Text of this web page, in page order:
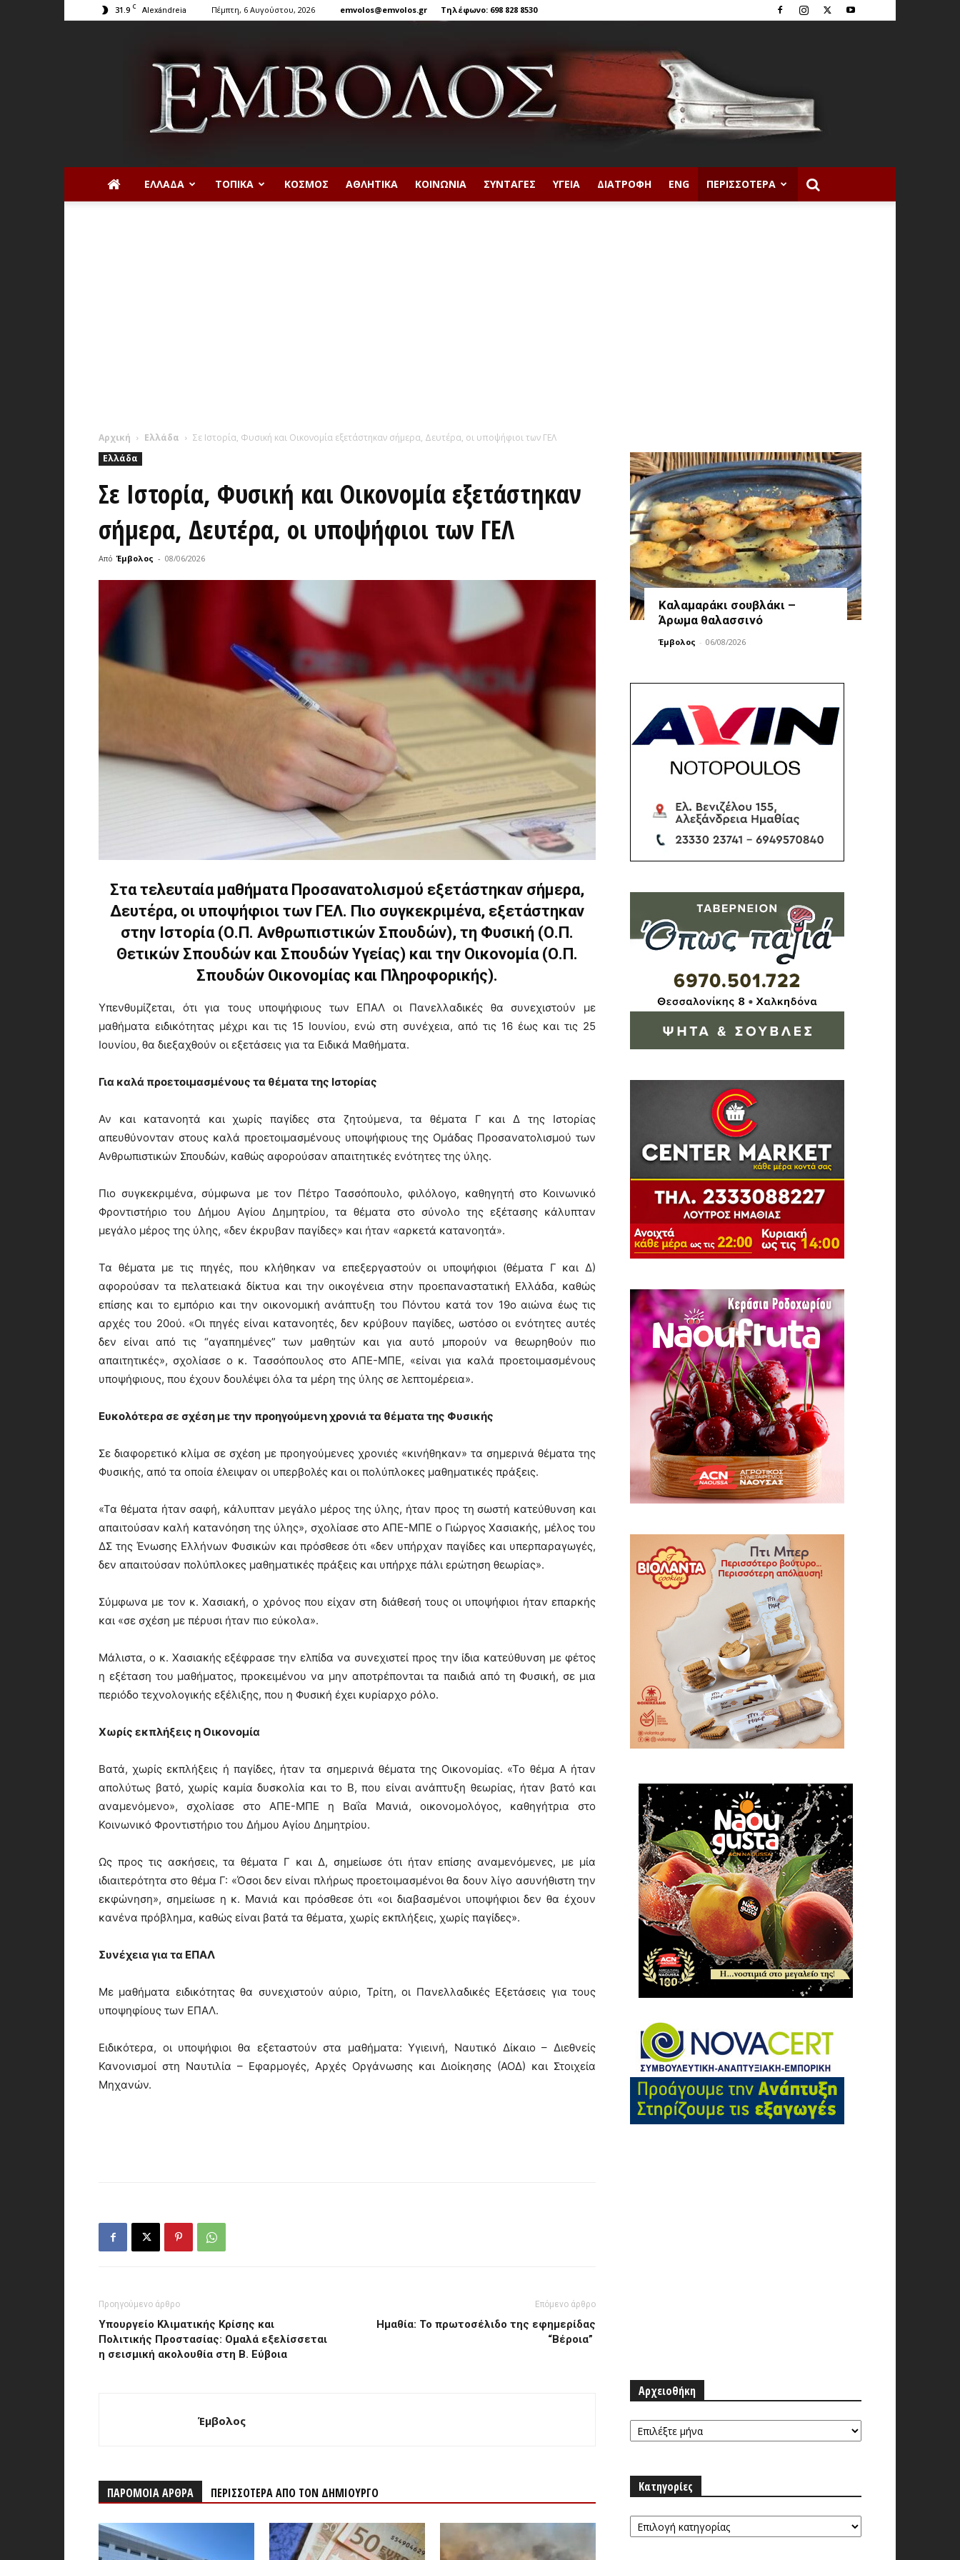
31.9 C Alexándreia Πέμπτη, 6 Αυγούστου, 2026 emvolos@emvolos.gr Τηλέφωνο: 698 828 8530
ΕΛΛΆΔΑ ΤΟΠΙΚΆ ΚΌΣΜΟΣ ΑΘΛΗΤΙΚΆ ΚΟΙΝΩΝΊΑ ΣΥΝΤΑΓΈΣ ΥΓΕΊΑ ΔΙΑΤΡΟΦΉ ENG ΠΕΡΙΣΣΌΤΕΡΑ
Αρχική Ελλάδα
Σε Ιστορία, Φυσική και Οικονομία εξετάστηκαν σήμερα, Δευτέρα, οι υποψήφιοι των ΓΕΛ
Ελλάδα
Σε Ιστορία, Φυσική και Οικονομία εξετάστηκαν
σήμερα, Δευτέρα, οι υποψήφιοι των ΓΕΛ
Από Έμβολος - 08/06/2026
Στα τελευταία μαθήματα Προσανατολισμού εξετάστηκαν σήμερα,
Δευτέρα, οι υποψήφιοι των ΓΕΛ. Πιο συγκεκριμένα, εξετάστηκαν
στην Ιστορία (Ο.Π. Ανθρωπιστικών Σπουδών), τη Φυσική (Ο.Π.
Θετικών Σπουδών και Σπουδών Υγείας) και την Οικονομία (Ο.Π.
Σπουδών Οικονομίας και Πληροφορικής).
Υπενθυμίζεται, ότι για τους υποψήφιους των ΕΠΑΛ οι Πανελλαδικές θα συνεχιστούν με
μαθήματα ειδικότητας μέχρι και τις 15 Ιουνίου, ενώ στη συνέχεια, από τις 16 έως και τις 25
Ιουνίου, θα διεξαχθούν οι εξετάσεις για τα Ειδικά Μαθήματα.
Για καλά προετοιμασμένους τα θέματα της Ιστορίας
Αν και κατανοητά και χωρίς παγίδες στα ζητούμενα, τα θέματα Γ και Δ της Ιστορίας
απευθύνονταν στους καλά προετοιμασμένους υποψήφιους της Ομάδας Προσανατολισμού των
Ανθρωπιστικών Σπουδών, καθώς αφορούσαν απαιτητικές ενότητες της ύλης.
Πιο συγκεκριμένα, σύμφωνα με τον Πέτρο Τασσόπουλο, φιλόλογο, καθηγητή στο Κοινωνικό
Φροντιστήριο του Δήμου Αγίου Δημητρίου, τα θέματα στο σύνολο της εξέτασης κάλυπταν
μεγάλο μέρος της ύλης, «δεν έκρυβαν παγίδες» και ήταν «αρκετά κατανοητά».
Τα θέματα με τις πηγές, που κλήθηκαν να επεξεργαστούν οι υποψήφιοι (θέματα Γ και Δ)
αφορούσαν τα πελατειακά δίκτυα και την οικογένεια στην προεπαναστατική Ελλάδα, καθώς
επίσης και το εμπόριο και την οικονομική ανάπτυξη του Πόντου κατά τον 19ο αιώνα έως τις
αρχές του 20ού. «Οι πηγές είναι κατανοητές, δεν κρύβουν παγίδες, ωστόσο οι ενότητες αυτές
δεν είναι από τις “αγαπημένες” των μαθητών και για αυτό μπορούν να θεωρηθούν πιο
απαιτητικές», σχολίασε ο κ. Τασσόπουλος στο ΑΠΕ-ΜΠΕ, «είναι για καλά προετοιμασμένους
υποψήφιους, που έχουν δουλέψει όλα τα μέρη της ύλης σε λεπτομέρεια».
Ευκολότερα σε σχέση με την προηγούμενη χρονιά τα θέματα της Φυσικής
Σε διαφορετικό κλίμα σε σχέση με προηγούμενες χρονιές «κινήθηκαν» τα σημερινά θέματα της
Φυσικής, από τα οποία έλειψαν οι υπερβολές και οι πολύπλοκες μαθηματικές πράξεις.
«Τα θέματα ήταν σαφή, κάλυπταν μεγάλο μέρος της ύλης, ήταν προς τη σωστή κατεύθυνση και
απαιτούσαν καλή κατανόηση της ύλης», σχολίασε στο ΑΠΕ-ΜΠΕ ο Γιώργος Χασιακής, μέλος του
ΔΣ της Ένωσης Ελλήνων Φυσικών και πρόσθεσε ότι «δεν υπήρχαν παγίδες και υπερπαραγωγές,
δεν απαιτούσαν πολύπλοκες μαθηματικές πράξεις και υπήρχε πάλι ερώτηση θεωρίας».
Σύμφωνα με τον κ. Χασιακή, ο χρόνος που είχαν στη διάθεσή τους οι υποψήφιοι ήταν επαρκής
και «σε σχέση με πέρυσι ήταν πιο εύκολα».
Μάλιστα, ο κ. Χασιακής εξέφρασε την ελπίδα να συνεχιστεί προς την ίδια κατεύθυνση με φέτος
η εξέταση του μαθήματος, προκειμένου να μην αποτρέπονται τα παιδιά από τη Φυσική, σε μια
περιόδο τεχνολογικής εξέλιξης, που η Φυσική έχει κυρίαρχο ρόλο.
Χωρίς εκπλήξεις η Οικονομία
Βατά, χωρίς εκπλήξεις ή παγίδες, ήταν τα σημερινά θέματα της Οικονομίας. «Το θέμα Α ήταν
απολύτως βατό, χωρίς καμία δυσκολία και το Β, που είναι ανάπτυξη θεωρίας, ήταν βατό και
αναμενόμενο», σχολίασε στο ΑΠΕ-ΜΠΕ η Βαΐα Μανιά, οικονομολόγος, καθηγήτρια στο
Κοινωνικό Φροντιστήριο του Δήμου Αγίου Δημητρίου.
Ως προς τις ασκήσεις, τα θέματα Γ και Δ, σημείωσε ότι ήταν επίσης αναμενόμενες, με μία
ιδιαιτερότητα στο θέμα Γ: «Όσοι δεν είναι πλήρως προετοιμασμένοι θα δουν λίγο ασυνήθιστη την
εκφώνηση», σημείωσε η κ. Μανιά και πρόσθεσε ότι «οι διαβασμένοι υποψήφιοι δεν θα έχουν
κανένα πρόβλημα, καθώς είναι βατά τα θέματα, χωρίς εκπλήξεις, χωρίς παγίδες».
Συνέχεια για τα ΕΠΑΛ
Με μαθήματα ειδικότητας θα συνεχιστούν αύριο, Τρίτη, οι Πανελλαδικές Εξετάσεις για τους
υποψηφίους των ΕΠΑΛ.
Ειδικότερα, οι υποψήφιοι θα εξεταστούν στα μαθήματα: Υγιεινή, Ναυτικό Δίκαιο – Διεθνείς
Κανονισμοί στη Ναυτιλία – Εφαρμογές, Αρχές Οργάνωσης και Διοίκησης (ΑΟΔ) και Στοιχεία
Μηχανών.
Προηγούμενο άρθρο
Υπουργείο Κλιματικής Κρίσης και
Πολιτικής Προστασίας: Ομαλά εξελίσσεται
η σεισμική ακολουθία στη Β. Εύβοια
Επόμενο άρθρο
Ημαθία: Το πρωτοσέλιδο της εφημερίδας
“Βέροια”
Έμβολος
ΠΑΡΟΜΟΙΑ ΑΡΘΡΑ ΠΕΡΙΣΣΟΤΕΡΑ ΑΠΟ ΤΟΝ ΔΗΜΙΟΥΡΓΟ
Καλαμαράκι σουβλάκι –
Άρωμα θαλασσινό
Έμβολος - 06/08/2026
Αρχειοθήκη
Αρχειοθήκη
Κατηγορίες
Κατηγορίες